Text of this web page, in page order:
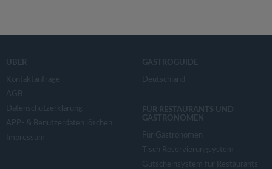
ÜBER
Kontaktanfrage
AGB
Datenschutzerklärung
APP- & Benutzerdaten löschen
Impressum
GASTROGUIDE
Deutschland
FÜR RESTAURANTS UND
GASTRONOMEN
Für Gastronomen
Tisch Reservierungsystem
Gutscheinsystem für Restaurants